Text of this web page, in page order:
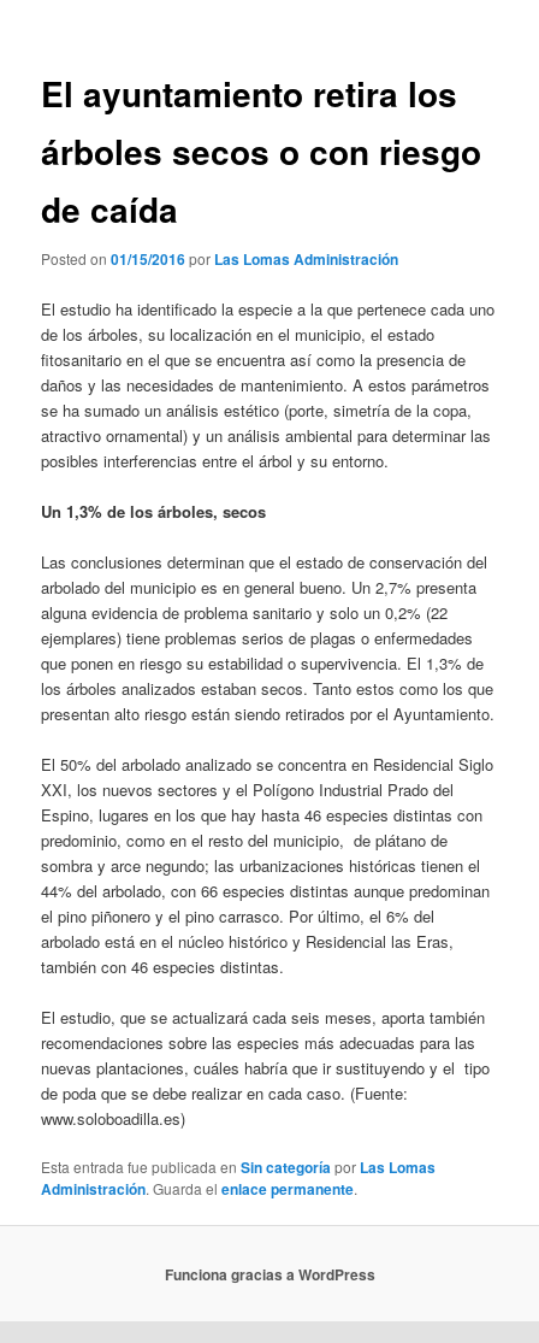
El ayuntamiento retira los
árboles secos o con riesgo
de caída
Posted on01/15/2016por Las Lomas Administración
El estudio ha identificado la especie a la que pertenece cada uno
de los árboles, su localización en el municipio, el estado
fitosanitario en el que se encuentra así como la presencia de
daños y las necesidades de mantenimiento. A estos parámetros
se ha sumado un análisis estético (porte, simetría de la copa,
atractivo ornamental) y un análisis ambiental para determinar las
posibles interferencias entre el árbol y su entorno.
Un 1,3% de los árboles, secos
Las conclusiones determinan que el estado de conservación del
arbolado del municipio es en general bueno. Un 2,7% presenta
alguna evidencia de problema sanitario y solo un 0,2% (22
ejemplares) tiene problemas serios de plagas o enfermedades
que ponen en riesgo su estabilidad o supervivencia. El 1,3% de
los árboles analizados estaban secos. Tanto estos como los que
presentan alto riesgo están siendo retirados por el Ayuntamiento.
El 50% del arbolado analizado se concentra en Residencial Siglo
XXI, los nuevos sectores y el Polígono Industrial Prado del
Espino, lugares en los que hay hasta 46 especies distintas con
predominio, como en el resto del municipio, de plátano de
sombra y arce negundo; las urbanizaciones históricas tienen el
44% del arbolado, con 66 especies distintas aunque predominan
el pino piñonero y el pino carrasco. Por último, el 6% del
arbolado está en el núcleo histórico y Residencial las Eras,
también con 46 especies distintas.
El estudio, que se actualizará cada seis meses, aporta también
recomendaciones sobre las especies más adecuadas para las
nuevas plantaciones, cuáles habría que ir sustituyendo y el tipo
de poda que se debe realizar en cada caso. (Fuente:
www.soloboadilla.es)
Esta entrada fue publicada enSin categoríapor Las Lomas
Administración. Guarda elenlace permanente.
Funciona gracias a WordPress